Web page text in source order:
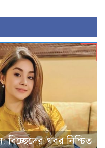
খবর নিশ্চিত